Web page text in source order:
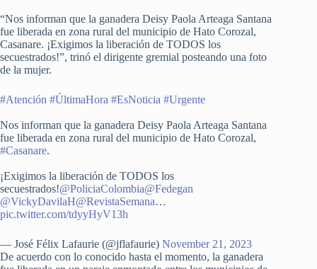
“Nos informan que la ganadera Deisy Paola Arteaga Santana
fue liberada en zona rural del municipio de Hato Corozal,
Casanare. ¡Exigimos la liberación de TODOS los
secuestrados!”, trinó el dirigente gremial posteando una foto
de la mujer.
#Atención #ÚltimaHora #EsNoticia #Urgente
Nos informan que la ganadera Deisy Paola Arteaga Santana
fue liberada en zona rural del municipio de Hato Corozal,
#Casanare.
¡Exigimos la liberación de TODOS los
secuestrados!@PoliciaColombia@Fedegan
@VickyDavilaH@RevistaSemana…
pic.twitter.com/tdyyHyV13h
— José Félix Lafaurie (@jflafaurie) November 21, 2023
De acuerdo con lo conocido hasta el momento, la ganadera